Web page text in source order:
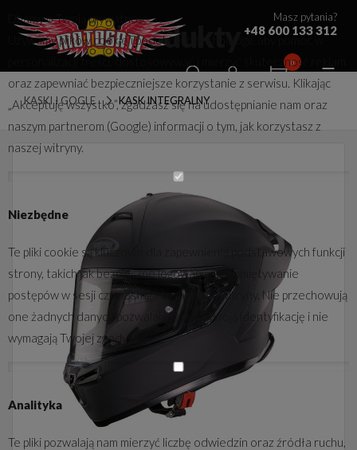
Masz pytania?
+48 600 133 312
0
Produkty
KASKI I GOGLE KASK INTEGRALNY
Dbamy o Twoją prywatność
Używamy plików cookie i podobnych technologii, aby pomóc w
personalizacji treści, dostosowywać i mierzyć skuteczność reklam
oraz zapewniać bezpieczniejsze korzystanie z serwisu. Klikając
„Akceptuję wszystko”, zgadzasz się na udostępnianie nam oraz
naszym partnerom (Google) informacji o tym, jak korzystasz z
naszej witryny.
Niezbędne
Te pliki cookie są kluczowe dla zapewnienia podstawowych funkcji
strony, takich jak bezpieczne logowanie, zapamiętywanie
postępów w sesji czy obsługa techniczna witryny. Nie przechowują
one żadnych danych pozwalających na Twoją identyfikację i nie
wymagają Twojej zgody.
Analityka
Te pliki pozwalają nam mierzyć liczbę odwiedzin oraz źródła ruchu,